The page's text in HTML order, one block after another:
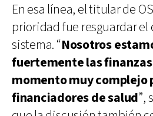
En esa línea, el titular de
prioridad fue resguardar
sistema. “Nosotros
fuertemente las finanzas
momento muy complejo
financiadores de salud”,